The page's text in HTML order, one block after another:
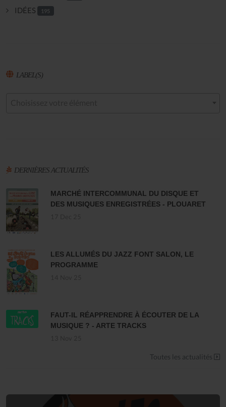
IDÉES 195
LABEL(S)
DERNIÈRES ACTUALITÉS
MARCHÉ INTERCOMMUNAL DU DISQUE ET
DES MUSIQUES ENREGISTRÉES - PLOUARET
LES ALLUMÉS DU JAZZ FONT SALON, LE
PROGRAMME
FAUT-IL RÉAPPRENDRE À ÉCOUTER DE LA
MUSIQUE ? - ARTE TRACKS
Toutes les actualités